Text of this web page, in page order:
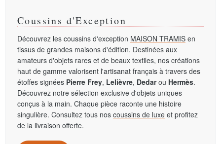
Coussins d'Exception
Découvrez les coussins d'exception MAISON TRAMIS en
tissus de grandes maisons d'édition. Destinées aux
amateurs d'objets rares et de beaux textiles, nos créations
haut de gamme valorisent l'artisanat français à travers des
étoffes signées Pierre Frey, Lelièvre, Dedarou Hermès.
Découvrez notre sélection exclusive d'objets uniques
conçus à la main. Chaque pièce raconte une histoire
singulière. Consultez tous nos coussins de luxe et profitez
de la livraison offerte.